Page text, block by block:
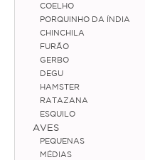
Médias
Grandes
Répteis
Tartaruga
Lagarto
Serpente
COELHO
PORQUINHO DA ÍNDIA
CHINCHILA
FURÃO
GERBO
DEGU
HAMSTER
RATAZANA
ESQUILO
AVES
PEQUENAS
MÉDIAS